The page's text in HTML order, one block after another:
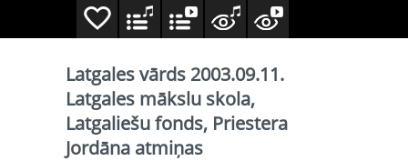
Latgales vārds 2003.09.11.
Latgales mākslu skola,
Latgaliešu fonds, Priestera
Jordāna atmiņas